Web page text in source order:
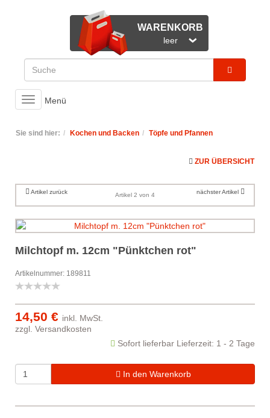
WARENKORB
leer
Toggle
navigation
Menü
Sie sind hier: Kochen und Backen Töpfe und Pfannen
ZUR ÜBERSICHT
Artikel zurück Artikel 2 von 4 nächster Artikel
Milchtopf m. 12cm "Pünktchen rot"
Artikelnummer: 189811
14,50 € inkl. MwSt.
zzgl. Versandkosten
Sofort lieferbar Lieferzeit: 1 - 2 Tage
In den Warenkorb